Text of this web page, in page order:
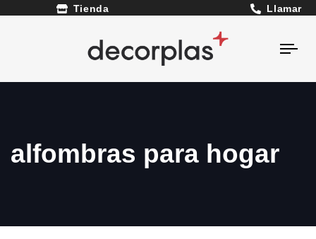
Tienda Llamar
alfombras para hogar